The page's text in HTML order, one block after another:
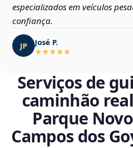
especializados em veículos
confiança.
JP José P.
Serviços de
caminhão
Parque
Campos dos